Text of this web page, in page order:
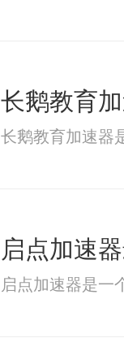
长鹅教育
长鹅教育加速器
启点加速
启点加速器是一